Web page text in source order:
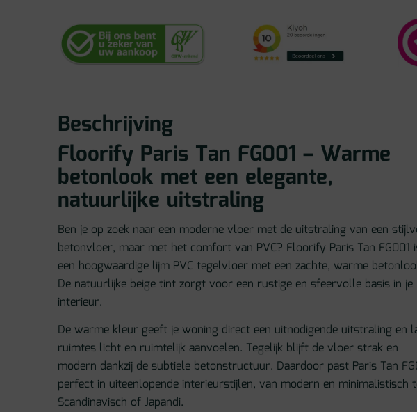
Beschrijving
Floorify Paris Tan FG001 – Warme
betonlook met een elegante,
natuurlijke uitstraling
Ben je op zoek naar een moderne vloer met de uitstraling van een
betonvloer, maar met het comfort van PVC? Floorify Paris Tan FG001
een hoogwaardige lijm PVC tegelvloer met een zachte, warme
De natuurlijke beige tint zorgt voor een rustige en sfeervolle basis in je
interieur.
De warme kleur geeft je woning direct een uitnodigende uitstraling en
ruimtes licht en ruimtelijk aanvoelen. Tegelijk blijft de vloer strak en
modern dankzij de subtiele betonstructuur. Daardoor past Paris Tan
perfect in uiteenlopende interieurstijlen, van modern en minimalistisch
Scandinavisch of Japandi.